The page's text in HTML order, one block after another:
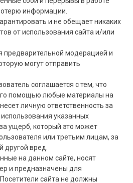
информации.
и не обещает никаких
от использования сайта и/или
предварительной модерацией и
могут отправить
соглашается с тем, что
помощью любые материалы на
личную ответственность за
указанных
ущерб, который это может
или третьим лицам, за
другой вред.
на данном сайте, носят
и предназначены для
сайта не должны